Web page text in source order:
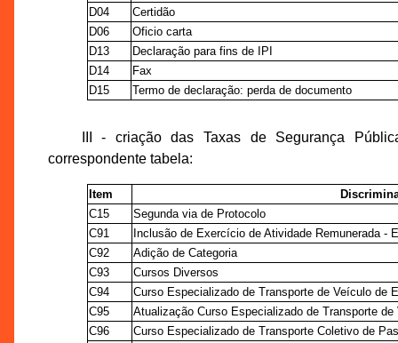
D04
Certidão
D06
Oficio carta
D13
Declaração para fins de IPI
D14
Fax
D15
Termo de declaração: perda de documento
III - criação das Taxas de Segurança
correspondente tabela:
Item
C15
Segunda via de Protocolo
C91
Inclusão de Exercício de Atividade Remunerada -
C92
Adição de Categoria
C93
Cursos Diversos
C94
Curso Especializado de Transporte de Veículo de
C95
Atualização Curso Especializado de Transporte
C96
Curso Especializado de Transporte Coletivo de